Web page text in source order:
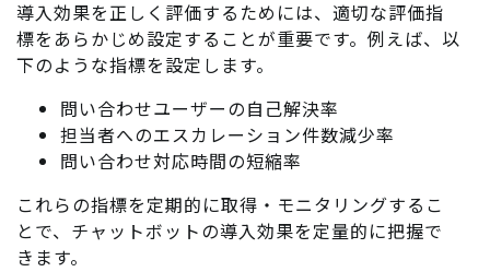
導入効果を正しく評価するためには、適切な評価指
標をあらかじめ設定することが重要です。例えば、以
下のような指標を設定します。
問い合わせユーザーの自己解決率
担当者へのエスカレーション件数減少率
問い合わせ対応時間の短縮率
これらの指標を定期的に取得・モニタリングするこ
とで、チャットボットの導入効果を定量的に把握で
きます。